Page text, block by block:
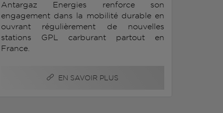
Antargaz Energies renforce son
engagement dans la mobilité durable en
ouvrant régulièrement de nouvelles
stations GPL carburant partout en
France.
EN SAVOIR PLUS